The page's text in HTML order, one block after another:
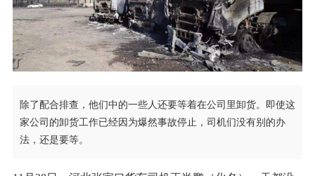
除了配合排查，他们中的一些人还要等着在公司里卸货。即使这
家公司的卸货工作已经因为爆然事故停止，司机们没有别的办
法，还是要等。